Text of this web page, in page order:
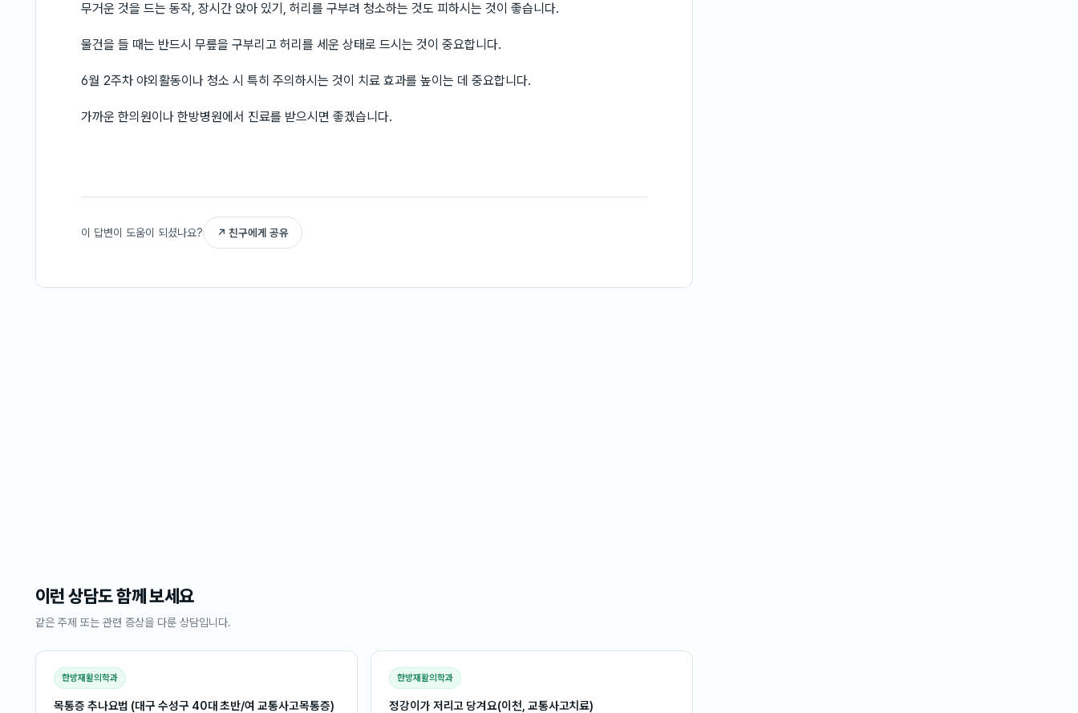
무거운 것을 드는 동작, 장시간 앉아 있기, 허리를 구부려 청소하는 것도 피하시는 것이 좋습니다.
물건을 들 때는 반드시 무릎을 구부리고 허리를 세운 상태로 드시는 것이 중요합니다.
6월 2주차 야외활동이나 청소 시 특히 주의하시는 것이 치료 효과를 높이는 데 중요합니다.
가까운 한의원이나 한방병원에서 진료를 받으시면 좋겠습니다.
이 답변이 도움이 되셨나요? ↗ 친구에게 공유
이런 상담도 함께 보세요
같은 주제 또는 관련 증상을 다룬 상담입니다.
한방재활의학과
목통증 추나요법 (대구 수성구 40대 초반/여 교통사고목통증)
한방재활의학과
정강이가 저리고 당겨요(이천, 교통사고치료)